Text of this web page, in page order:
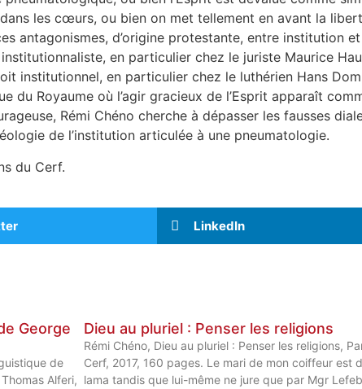
les cœurs, ou bien on met tellement en avant la
antagonismes, d’origine protestante, entre
en particulier chez le juriste Maurice
institutionnel, en particulier chez le luthérien Hans
du Royaume où l’agir gracieux de l’Esprit apparaît
Rémi Chéno cherche à dépasser les fausses
de l’institution articulée à une pneumatologie.
du Cerf.
LinkedIn
George
de
Alferi,
Dieu au pluriel : Penser les religions
Rémi Chéno, Dieu au pluriel : Penser les religions,
Cerf, 2017, 160 pages. Le mari de mon coiffeur est
lama tandis que lui-même ne jure que par Mgr